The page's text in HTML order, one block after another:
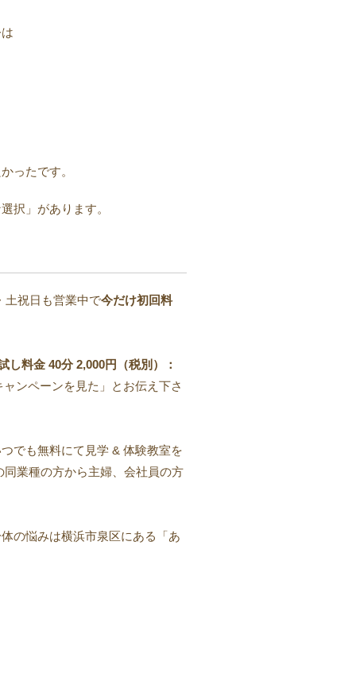
ったです。
択」があります。
土祝日も営業中で今だけ初回料
料金 40分 2,000円（税別）：
ンペーンを見た」とお伝え下さ
でも無料にて見学 & 体験教室を
業種の方から主婦、会社員の方
の悩みは横浜市泉区にある「あ